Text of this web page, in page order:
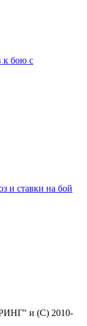
к бою с
и ставки на бой
и (С) 2010-